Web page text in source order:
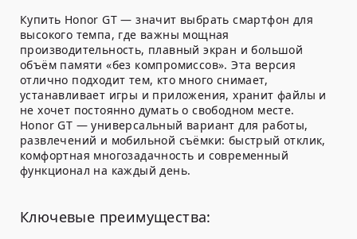
Купить Honor GT — значит выбрать смартфон для
высокого темпа, где важны мощная
производительность, плавный экран и большой
объём памяти «без компромиссов». Эта версия
отлично подходит тем, кто много снимает,
устанавливает игры и приложения, хранит файлы и
не хочет постоянно думать о свободном месте.
Honor GT — универсальный вариант для работы,
развлечений и мобильной съёмки: быстрый отклик,
комфортная многозадачность и современный
функционал на каждый день.
Ключевые преимущества: